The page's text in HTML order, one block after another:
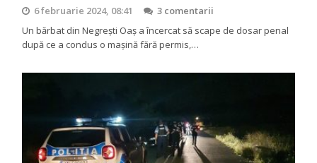
6 februarie 2024, 08:41
3 comentarii
Un bărbat din Negrești Oaș a încercat să scape de dosar penal
după ce a condus o maşină fără permis,…